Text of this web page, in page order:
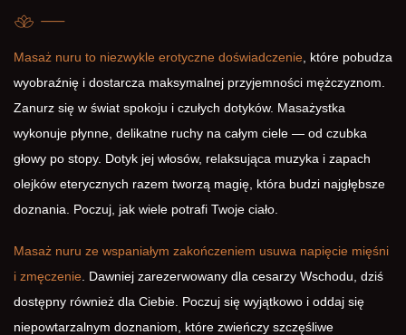
Masaż nuru to niezwykle erotyczne doświadczenie , które pobudza
wyobraźnię i dostarcza maksymalnej przyjemności mężczyznom.
Zanurz się w świat spokoju i czułych dotyków. Masażystka
wykonuje płynne, delikatne ruchy na całym ciele — od czubka
głowy po stopy. Dotyk jej włosów, relaksująca muzyka i zapach
olejków eterycznych razem tworzą magię, która budzi najgłębsze
doznania. Poczuj, jak wiele potrafi Twoje ciało.
Masaż nuru ze wspaniałym zakończeniem usuwa napięcie mięśni
i zmęczenie . Dawniej zarezerwowany dla cesarzy Wschodu, dziś
dostępny również dla Ciebie. Poczuj się wyjątkowo i oddaj się
niepowtarzalnym doznaniom, które zwieńczy szczęśliwe